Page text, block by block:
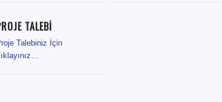
TALEBİ
Talebiniz İçin